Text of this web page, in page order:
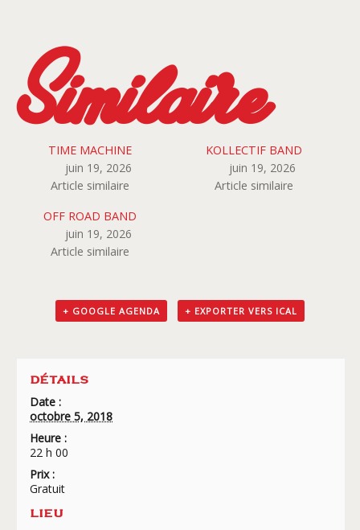
Similaire
TIME MACHINE
juin 19, 2026
Article similaire
KOLLECTIF BAND
juin 19, 2026
Article similaire
OFF ROAD BAND
juin 19, 2026
Article similaire
+ GOOGLE AGENDA + EXPORTER VERS ICAL
DÉTAILS
Date :
octobre 5, 2018
Heure :
22 h 00
Prix :
Gratuit
LIEU